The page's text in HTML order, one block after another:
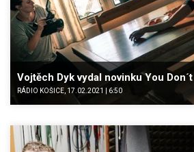
Vojtěch Dyk vydal novinku You
RÁDIO KOŠICE, 17.02.2021 | 6:50